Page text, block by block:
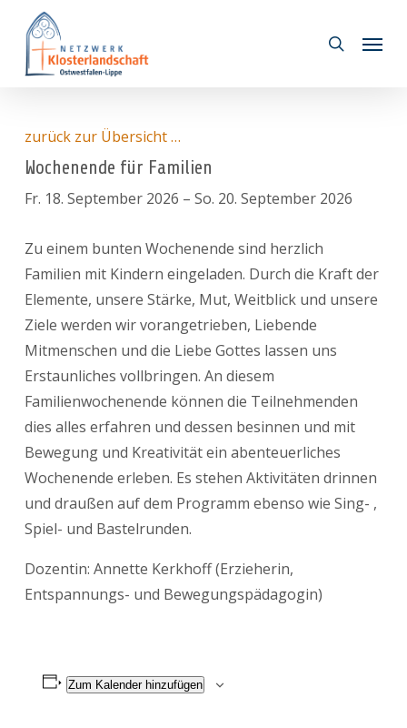
main
search
Menu
zurück zur Übersicht …
Wochenende für Familien
Fr. 18. September 2026 – So. 20. September 2026
Zu einem bunten Wochenende sind herzlich
Familien mit Kindern eingeladen. Durch die Kraft der
Elemente, unsere Stärke, Mut, Weitblick und unsere
Ziele werden wir vorangetrieben, Liebende
Mitmenschen und die Liebe Gottes lassen uns
Erstaunliches vollbringen. An diesem
Familienwochenende können die Teilnehmenden
dies alles erfahren und dessen besinnen und mit
Bewegung und Kreativität ein abenteuerliches
Wochenende erleben. Es stehen Aktivitäten drinnen
und draußen auf dem Programm ebenso wie Sing- ,
Spiel- und Bastelrunden.
Dozentin: Annette Kerkhoff (Erzieherin,
Entspannungs- und Bewegungspädagogin)
Zum Kalender hinzufügen